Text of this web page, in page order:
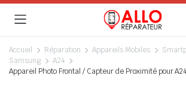
Accueil Réparation Appareils Mobiles
Samsung
A24
Appareil Photo Frontal / Capteur de Proximité pour